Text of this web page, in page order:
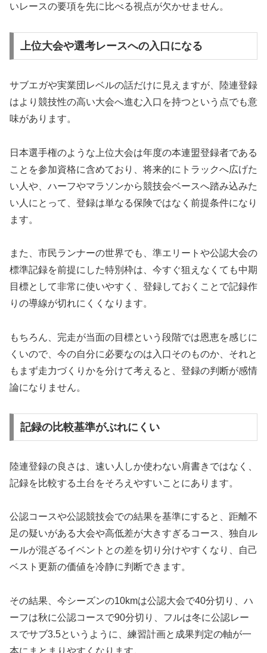
いレースの要項を先に比べる視点が欠かせません。
上位大会や選考レースへの入口になる
サブエガや実業団レベルの話だけに見えますが、陸連登録
はより競技性の高い大会へ進む入口を持つという点でも意
味があります。
日本選手権のような上位大会は年度の本連盟登録者である
ことを参加資格に含めており、将来的にトラックへ広げた
い人や、ハーフやマラソンから競技会ベースへ踏み込みた
い人にとって、登録は単なる保険ではなく前提条件になり
ます。
また、市民ランナーの世界でも、準エリートや公認大会の
標準記録を前提にした特別枠は、今すぐ狙えなくても中期
目標として非常に使いやすく、登録しておくことで記録作
りの導線が切れにくくなります。
もちろん、完走が当面の目標という段階では恩恵を感じに
くいので、今の自分に必要なのは入口そのものか、それと
もまず走力づくりかを分けて考えると、登録の判断が感情
論になりません。
記録の比較基準がぶれにくい
陸連登録の良さは、速い人しか使わない肩書きではなく、
記録を比較する土台をそろえやすいことにあります。
公認コースや公認競技会での結果を基準にすると、距離不
足の疑いがある大会や高低差が大きすぎるコース、独自ル
ールが混ざるイベントとの差を切り分けやすくなり、自己
ベスト更新の価値を冷静に判断できます。
その結果、今シーズンの10kmは公認大会で40分切り、ハ
ーフは秋に公認コースで90分切り、フルは冬に公認レー
スでサブ3.5というように、練習計画と成果判定の軸が一